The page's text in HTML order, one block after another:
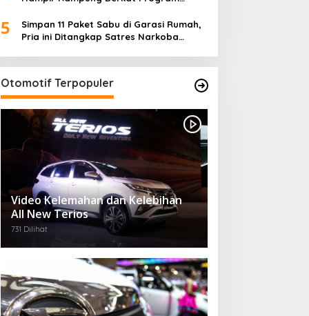
Desa)
5
Simpan 11 Paket Sabu di Garasi Rumah,
Pria ini Ditangkap Satres Narkoba
Otomotif Terpopuler
Video Kelemahan dan Kelebihan
All New Terios
731 Dilihat